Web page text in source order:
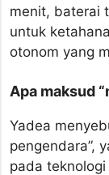
menit, baterai
untuk
otonom yang
Apa maksud
Yadea
pengendara”,
pada